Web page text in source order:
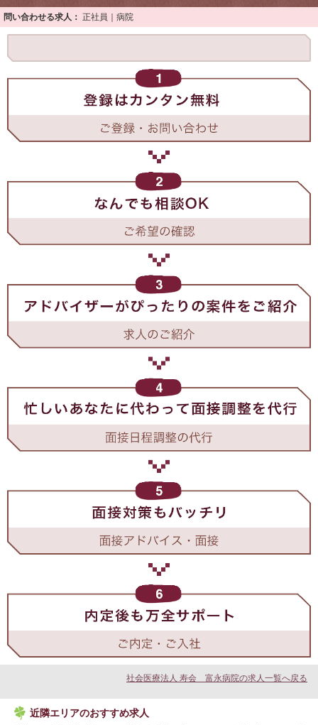
問い合わせる求人： 正社員｜病院
社会医療法人 寿会 富永病院の求人一覧へ戻る
近隣エリアのおすすめ求人